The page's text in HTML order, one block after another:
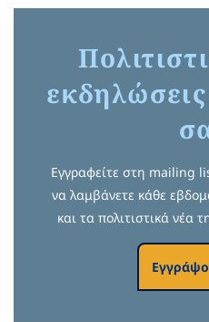
Εγγραφείτε στη mailing
να λαμβάνετε κάθε
και τα πολιτιστικά νέα